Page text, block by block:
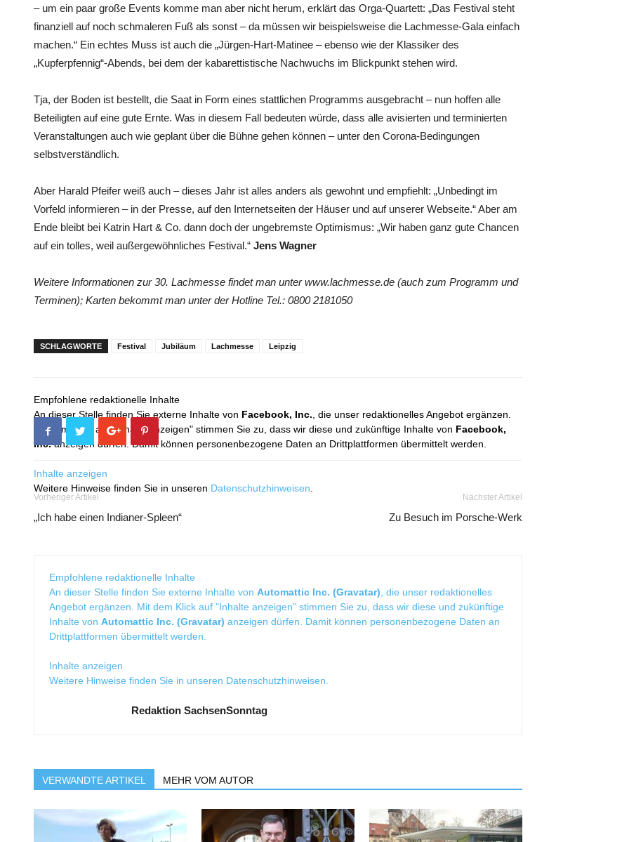
– um ein paar große Events komme man aber nicht herum, erklärt das Orga-Quartett: „Das Festival steht
finanziell auf noch schmaleren Fuß als sonst – da müssen wir beispielsweise die Lachmesse-Gala einfach
machen.“ Ein echtes Muss ist auch die „Jürgen-Hart-Matinee – ebenso wie der Klassiker des
„Kupferpfennig“-Abends, bei dem der kabarettistische Nachwuchs im Blickpunkt stehen wird.
Tja, der Boden ist bestellt, die Saat in Form eines stattlichen Programms ausgebracht – nun hoffen alle
Beteiligten auf eine gute Ernte. Was in diesem Fall bedeuten würde, dass alle avisierten und terminierten
Veranstaltungen auch wie geplant über die Bühne gehen können – unter den Corona-Bedingungen
selbstverständlich.
Aber Harald Pfeifer weiß auch – dieses Jahr ist alles anders als gewohnt und empfiehlt: „Unbedingt im
Vorfeld informieren – in der Presse, auf den Internetseiten der Häuser und auf unserer Webseite.“ Aber am
Ende bleibt bei Katrin Hart & Co. dann doch der ungebremste Optimismus: „Wir haben ganz gute Chancen
auf ein tolles, weil außergewöhnliches Festival.“ Jens Wagner
Weitere Informationen zur 30. Lachmesse findet man unter www.lachmesse.de (auch zum Programm und
Terminen); Karten bekommt man unter der Hotline Tel.: 0800 2181050
SCHLAGWORTE Festival Jubiläum Lachmesse Leipzig
Empfohlene redaktionelle Inhalte
An dieser Stelle finden Sie externe Inhalte von Facebook, Inc. , die unser redaktionelles Angebot ergänzen.
Mit dem Klick auf "Inhalte anzeigen" stimmen Sie zu, dass wir diese und zukünftige Inhalte von Facebook,
Inc.anzeigen dürfen. Damit können personenbezogene Daten an Drittplattformen übermittelt werden.
Inhalte anzeigen
Weitere Hinweise finden Sie in unseren Datenschutzhinweisen
Vorheriger Artikel
„Ich habe einen Indianer-Spleen“
Nächster Artikel
Zu Besuch im Porsche-Werk
Empfohlene redaktionelle Inhalte
An dieser Stelle finden Sie externe Inhalte von Automattic Inc. (Gravatar) , die unser redaktionelles
Angebot ergänzen. Mit dem Klick auf "Inhalte anzeigen" stimmen Sie zu, dass wir diese und zukünftige
Inhalte von Automattic Inc. (Gravatar) anzeigen dürfen. Damit können personenbezogene Daten an
Drittplattformen übermittelt werden.
Inhalte anzeigen
Weitere Hinweise finden Sie in unseren Datenschutzhinweisen
Redaktion SachsenSonntag
VERWANDTE ARTIKEL MEHR VOM AUTOR